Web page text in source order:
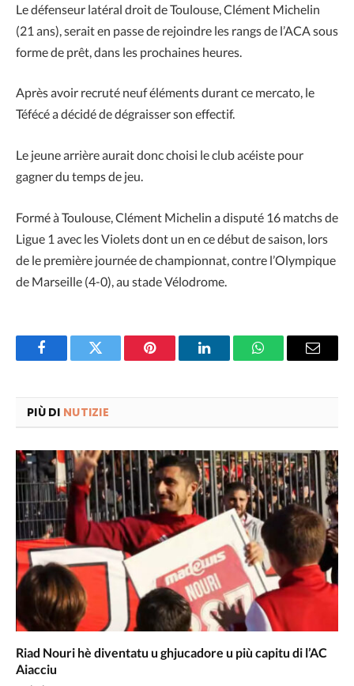
Le défenseur latéral droit de Toulouse, Clément Michelin
(21 ans), serait en passe de rejoindre les rangs de l’ACA sous
forme de prêt, dans les prochaines heures.
Après avoir recruté neuf éléments durant ce mercato, le
Téfécé a décidé de dégraisser son effectif.
Le jeune arrière aurait donc choisi le club acéiste pour
gagner du temps de jeu.
Formé à Toulouse, Clément Michelin a disputé 16 matchs de
Ligue 1 avec les Violets dont un en ce début de saison, lors
de le première journée de championnat, contre l’Olympique
de Marseille (4-0), au stade Vélodrome.
FacebookTwitter Pinterest LinkedInWhatsAppEmail
PIÙ DI NUTIZIE
Riad Nouri hè diventatu u ghjucadore u più capitu di l’AC
Aiacciu